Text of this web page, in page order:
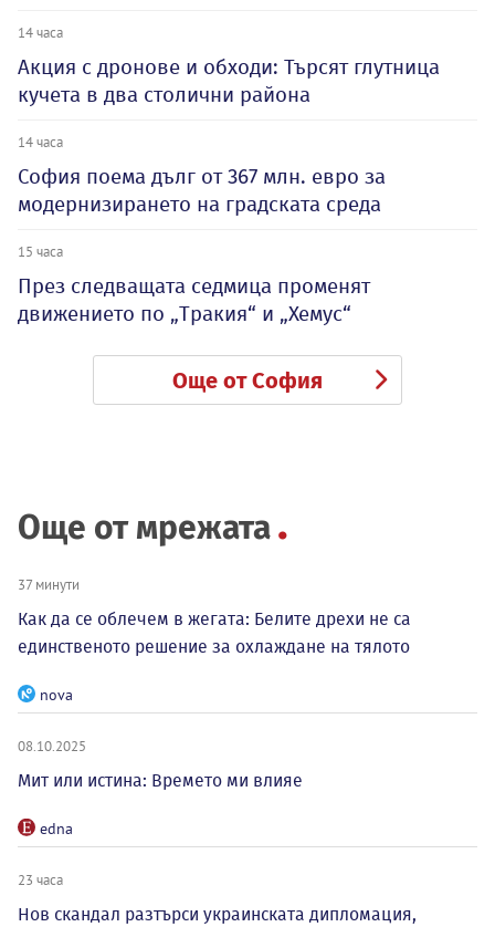
14 часа
Акция с дронове и обходи: Търсят глутница
кучета в два столични района
14 часа
София поема дълг от 367 млн. евро за
модернизирането на градската среда
15 часа
През следващата седмица променят
движението по „Тракия“ и „Хемус“
Още от София
Още от мрежата
37 минути
Как да се облечем в жегата: Белите дрехи не са
единственото решение за охлаждане на тялото
nova
08.10.2025
Мит или истина: Времето ми влияе
edna
23 часа
Нов скандал разтърси украинската дипломация,